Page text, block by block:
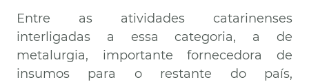
Entre as atividades catarinenses
interligadas a essa categoria, a de
metalurgia, importante fornecedora de
insumos para o restante do país,